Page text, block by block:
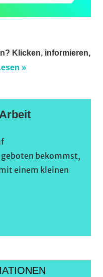
Klicken, informieren,
»
bekommst,
einem kleinen